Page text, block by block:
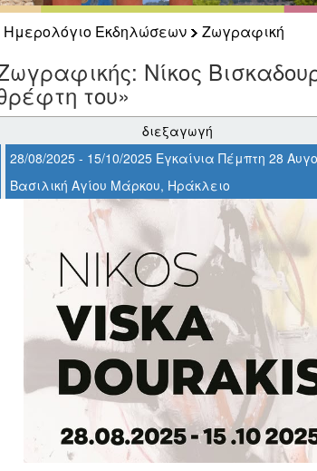
Ημερολόγιο Εκδηλώσεων
Ζωγραφική
Νίκος
του»
διεξαγωγή
28/08/2025 - 15/10/2025 Εγκαίνια Πέμπτη 28
Βασιλική Αγίου Μάρκου, Ηράκλειο